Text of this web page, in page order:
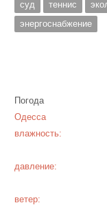
суд
теннис
энергоснабжение
Погода
Одесса
влажность:
давление:
ветер: